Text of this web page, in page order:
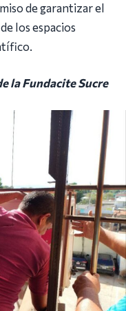
de garantizar el
los espacios
la Fundacite Sucre